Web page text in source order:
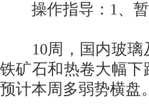
操作指导：1、暂
10周，国内玻璃
铁矿石和热卷大幅
预计本周多弱势横盘。